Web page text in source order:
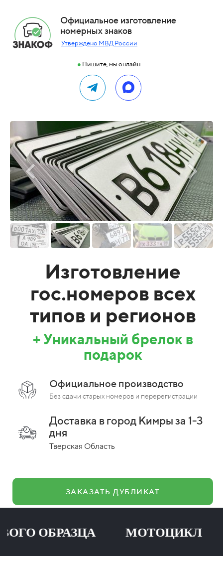
Официальное изготовление
номерных знаков
Утверждено МВД России
● Пишите, мы онлайн
Изготовление
гос.номеров всех
типов и регионов
+ Уникальный брелок в
подарок
Официальное производство
Без сдачи старых номеров и перерегистрации
Доставка в город Кимры за 1-3
дня
Тверская Область
ЗАКАЗАТЬ ДУБЛИКАТ
ОБРАЗЦА МОТОЦИКЛ